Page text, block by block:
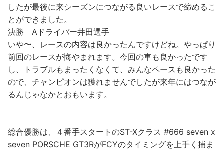
したが最後に来シーズンにつながる良いレースで締めるこ
とができました。
決勝 Aドライバー井田選手
いや〜、レースの内容は良かったんですけどね。やっぱり
前回のレースが悔やまれます。今回の車も良かったです
し、トラブルもまったくなくて、みんなペースも良かった
ので、チャンピオンは獲れませんでしたが来年にはつなが
るんじゃなかとおもいます。
総合優勝は、４番手スタートのST-Xクラス #666 seven x
seven PORSCHE GT3RがFCYのタイミングを上手く捕ま